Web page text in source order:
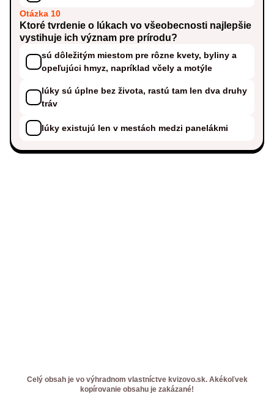
Otázka 10
Ktoré tvrdenie o lúkach vo všeobecnosti najlepšie
vystihuje ich význam pre prírodu?
sú dôležitým miestom pre rôzne kvety, byliny a
opeľujúci hmyz, napríklad včely a motýle
lúky sú úplne bez života, rastú tam len dva druhy
tráv
lúky existujú len v mestách medzi panelákmi
Celý obsah je vo výhradnom vlastníctve kvizovo.sk. Akékoľvek
kopírovanie obsahu je zakázané!